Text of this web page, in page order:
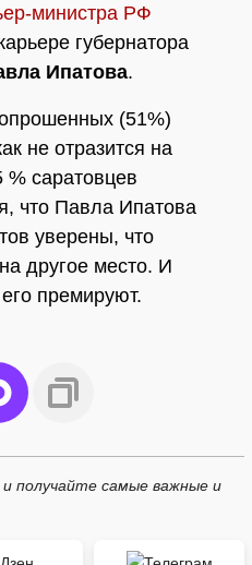
министра РФ
губернатора
Ипатова.
(51%)
не отразится на
% саратовцев
что Павла Ипатова
уверены, что
другое место. И
премируют.
получайте самые важные и